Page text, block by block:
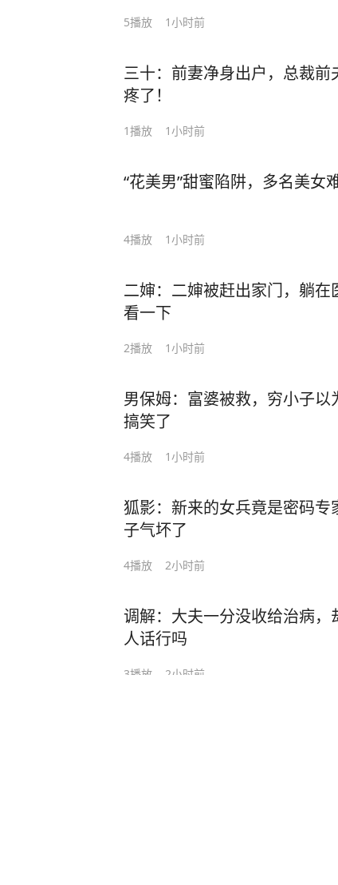
5播放 1小时前
三十：前妻净身出户，总裁
疼了！
1播放 1小时前
“花美男”甜蜜陷阱，多名美女
4播放 1小时前
二婶：二婶被赶出家门，躺
看一下
2播放 1小时前
男保姆：富婆被救，穷小子
搞笑了
4播放 1小时前
狐影：新来的女兵竟是密码
子气坏了
4播放 2小时前
调解：大夫一分没收给治病
人话行吗
3播放 2小时前